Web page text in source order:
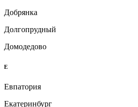
Добрянка
Долгопрудный
Домодедово
Е
Евпатория
Екатеринбург